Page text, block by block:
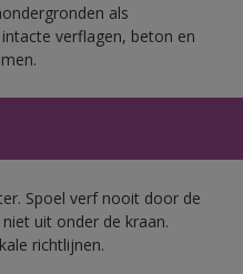
als
verflagen, beton en
Spoel verf nooit door de
uit onder de kraan.
richtlijnen.